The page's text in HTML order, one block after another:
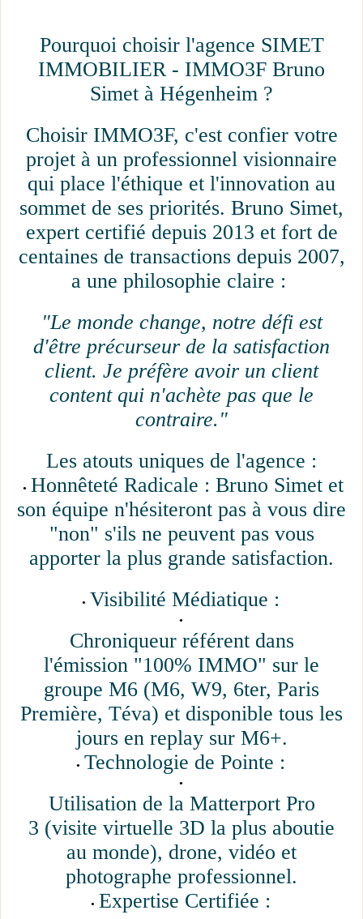
Pourquoi choisir l'agence SIMET
IMMOBILIER - IMMO3F Bruno
Simet à Hégenheim ?
Choisir IMMO3F, c'est confier votre
projet à un professionnel visionnaire
qui place l'éthique et l'innovation au
sommet de ses priorités. Bruno Simet,
expert certifié depuis 2013 et fort de
centaines de transactions depuis 2007,
a une philosophie claire :
"Le monde change, notre défi est
d'être précurseur de la satisfaction
client. Je préfère avoir un client
content qui n'achète pas que le
contraire."
Les atouts uniques de l'agence :
Honnêteté Radicale : Bruno Simet et
son équipe n'hésiteront pas à vous dire
"non" s'ils ne peuvent pas vous
apporter la plus grande satisfaction.
Visibilité Médiatique :
Chroniqueur référent dans
l'émission "100% IMMO" sur le
groupe M6 (M6, W9, 6ter, Paris
Première, Téva) et disponible tous les
jours en replay sur M6+.
Technologie de Pointe :
Utilisation de la Matterport Pro
3 (visite virtuelle 3D la plus aboutie
au monde), drone, vidéo et
photographe professionnel.
Expertise Certifiée :